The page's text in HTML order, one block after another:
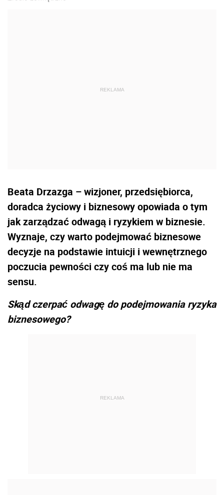
Beata Drzazga – wizjoner, przedsiębiorca,
doradca życiowy i biznesowy opowiada o tym
jak zarządzać odwagą i ryzykiem w biznesie.
Wyznaje, czy warto podejmować biznesowe
decyzje na podstawie intuicji i wewnętrznego
poczucia pewności czy coś ma lub nie ma
sensu.
Skąd czerpać odwagę do podejmowania ryzyka
biznesowego?
REKLAMA